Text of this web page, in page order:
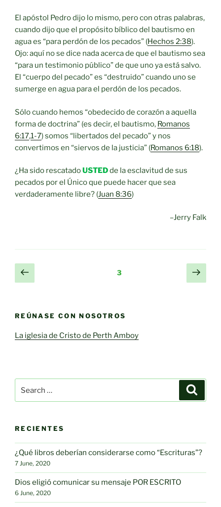
El apóstol Pedro dijo lo mismo, pero con otras palabras,
cuando dijo que el propósito bíblico del bautismo en
agua es “para perdón de los pecados” (Hechos 2:38).
Ojo: aquí no se dice nada acerca de que el bautismo sea
“para un testimonio público” de que uno ya está salvo.
El “cuerpo del pecado” es “destruido” cuando uno se
sumerge en agua para el perdón de los pecados.
Sólo cuando hemos “obedecido de corazón a aquella
forma de doctrina” (es decir, el bautismo, Romanos
6:17,1-7) somos “libertados del pecado” y nos
convertimos en “siervos de la justicia” (Romanos 6:18).
¿Ha sido rescatadoUSTEDde la esclavitud de sus
pecados por el Único que puede hacer que sea
verdaderamente libre? (Juan 8:36)
–Jerry Falk
Posts
pagination
Previous
page
Page3
Next
page
REÚNASE CON NOSOTROS
La iglesia de Cristo de Perth Amboy
RECIENTES
¿Qué libros deberían considerarse como “Escrituras”?
7 June, 2020
Dios eligió comunicar su mensaje POR ESCRITO
6 June, 2020